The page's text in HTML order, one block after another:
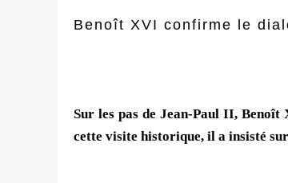
Benoît XVI confirme le
Sur les pas de Jean-Paul II, Benoît
cette visite historique, il a insisté